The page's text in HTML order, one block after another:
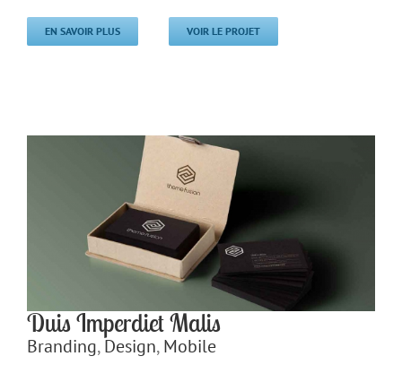
EN SAVOIR PLUS VOIR LE PROJET
Duis Imperdiet Malis
Branding,Design,Mobile